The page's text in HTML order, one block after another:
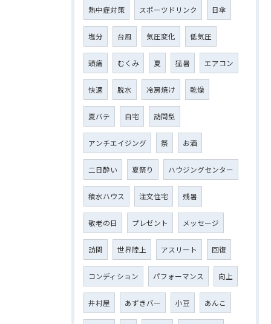
熱中症対策 スポーツドリンク 日傘
塩分 台風 気圧変化 低気圧
頭痛 むくみ 夏 猛暑 エアコン
快適 脱水 冷房焼け 乾燥
夏バテ 自宅 訪問型
アンチエイジング 祭 お酒
二日酔い 夏祭り ハウジングセンター
積水ハウス 注文住宅 残暑
敬老の日 プレゼント メッセージ
訪問 世界陸上 アスリート 回復
コンディション パフォーマンス 向上
井村屋 あずきバー 小豆 あんこ